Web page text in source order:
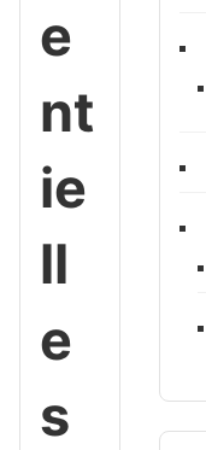
e
nt
ie
ll
e
s